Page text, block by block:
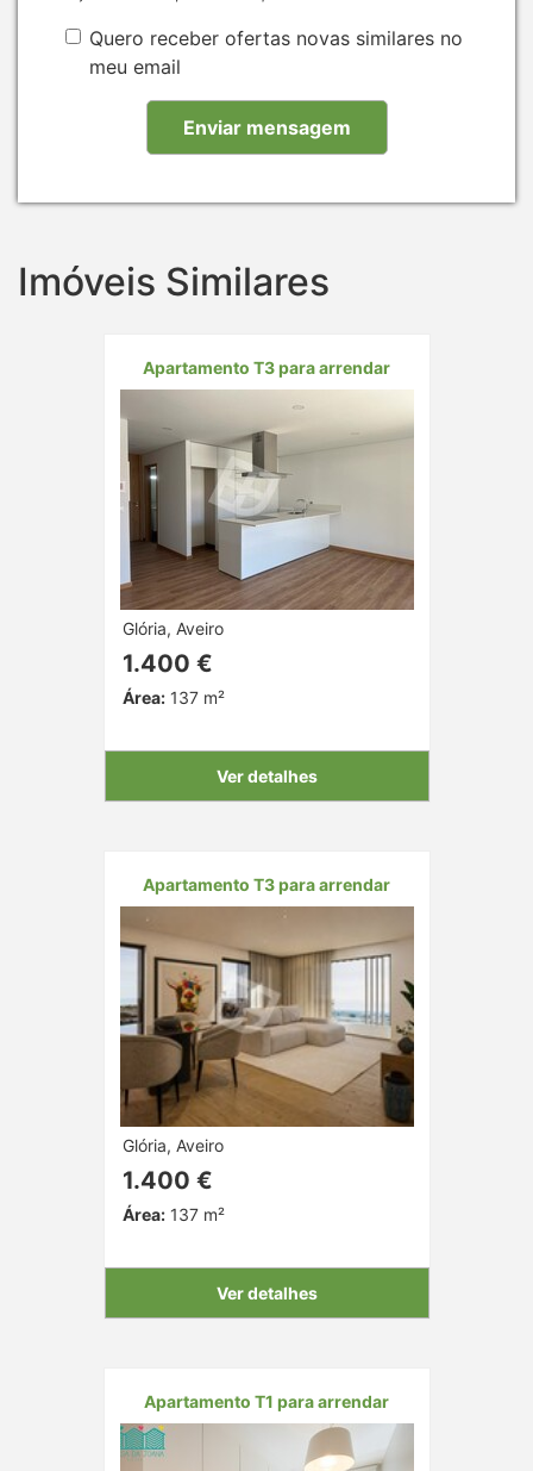
Quero receber ofertas novas similares no
meu email
Imóveis Similares
Apartamento T3 para arrendar
Glória, Aveiro
1.400 €
Área:137 m²
Ver detalhes
Apartamento T3 para arrendar
Glória, Aveiro
1.400 €
Área:137 m²
Ver detalhes
Apartamento T1 para arrendar